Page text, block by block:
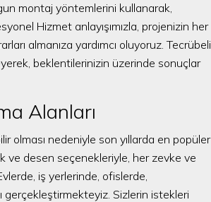
montaj yöntemlerini kullanarak,
Hizmet anlayışımızla, projenizin her
almanıza yardımcı oluyoruz. Tecrübeli
beklentilerinizin üzerinde sonuçlar
Alanları
olması nedeniyle son yıllarda en popüler
ve desen seçenekleriyle, her zevke ve
iş yerlerinde, ofislerde,
Sizlerin istekleri